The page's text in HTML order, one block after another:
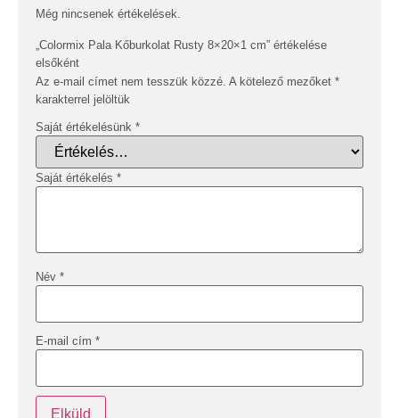
Még nincsenek értékelések.
„Colormix Pala Kőburkolat Rusty 8×20×1 cm” értékelése
elsőként
Az e-mail címet nem tesszük közzé. A kötelező mezőket *
karakterrel jelöltük
Saját értékelésünk *
Saját értékelés *
Név *
E-mail cím *